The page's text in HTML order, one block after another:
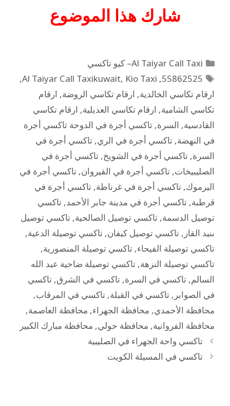
شارك هذا الموضوع
Al Taiyar Call Taxi– كيو تاكسي
55862525
,
Al Taiyar Call Taxikuwait, Kio Taxi
,
ارقام تكاسي الخالدية, ارقام تكاسي الروضة, ارقام
تكاسي الشامية, ارقام تكاسي العديلية, ارقام تكاسي
القادسية, السرة, تاكسي أجرة في الدوحة تاكسي أجرة
في النهضة, تاكسي أجرة في الري, تاكسي أجرة في
السرة, تاكسي أجرة في الشويخ, تاكسي أجرة في
الصليبيخات, تاكسي أجرة في القيروان, تاكسي أجرة في
اليرموك, تاكسي أجرة في غرناطة, تاكسي أجرة في
قرطبة, تاكسي أجرة في مدينة جابر الأحمد, تاكسي
توصيل الدسمة, تاكسي توصيل الصالحية, تاكسي توصيل
بنيد القار , تاكسي توصيل كيفان, تاكسي توصيلة الدعية,
تاكسي توصيلة الفيحاء, تاكسي توصيلة المنصورية,
تاكسي توصيلة النزهة, تاكسي توصيلة ضاحية عبد الله
السالم, تاكسي في السرة, تاكسي في الشرق, تاكسي
في الصوابر , تاكسي في القبلة, تاكسي في المرقاب,
محافظة الأحمدي, محافظة الجهراء, محافظة العاصمة,
محافظة الفروانية, محافظة حولي, محافظة مبارك الكبير
تاكسي واحة الجهراء في الصليبية
تاكسي في المسيلة الكويت